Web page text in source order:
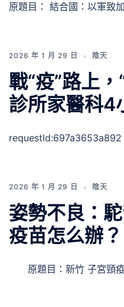
原題目： 結合國：以軍致
2026 年 1 月 29 日 陰天
戰“疫”路上
診所家醫科4
2026 年 1 月 29 日 陰天
姿勢不良：
疫苗怎么辦？
原題目：新竹 子宮